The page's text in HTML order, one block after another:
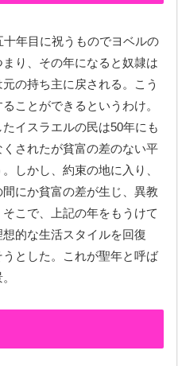
年目に祝うものでヨベルの
り、その年になると奴隷は
の持ち主に戻される。こう
ことができるというわけ。
イスラエルの民は50年にも
されたが貧富の差のない平
しかし、約束の地に入り、
にか貧富の差が生じ、異教
こで、上記の年をもうけて
的な生活スタイルを回復
とした。これが聖年と呼ば